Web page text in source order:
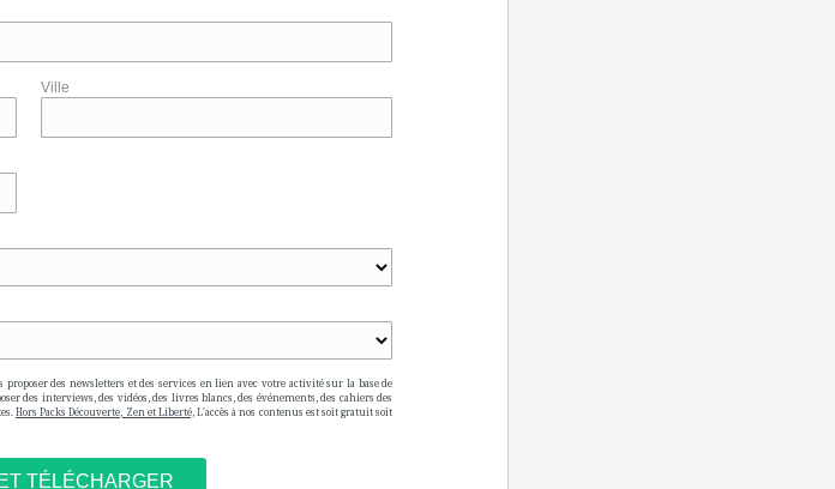
Ville
des newsletters et des services en lien avec votre activité sur la base de
des interviews, des vidéos, des livres blancs, des événements, des cahiers des
Hors Packs Découverte, Zen et Liberté, L'accès à nos contenus est soit gratuit soit